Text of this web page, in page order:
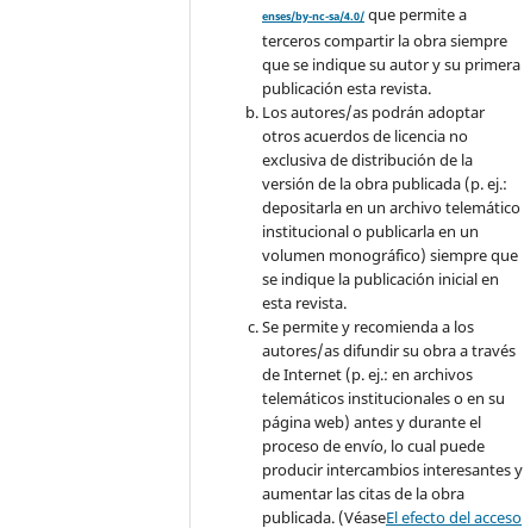
enses/by-nc-sa/4.0/ que permite a
terceros compartir la obra siempre
que se indique su autor y su primera
publicación esta revista.
Los autores/as podrán adoptar
otros acuerdos de licencia no
exclusiva de distribución de la
versión de la obra publicada (p. ej.:
depositarla en un archivo telemático
institucional o publicarla en un
volumen monográfico) siempre que
se indique la publicación inicial en
esta revista.
Se permite y recomienda a los
autores/as difundir su obra a través
de Internet (p. ej.: en archivos
telemáticos institucionales o en su
página web) antes y durante el
proceso de envío, lo cual puede
producir intercambios interesantes y
aumentar las citas de la obra
publicada. (VéaseEl efecto del acceso